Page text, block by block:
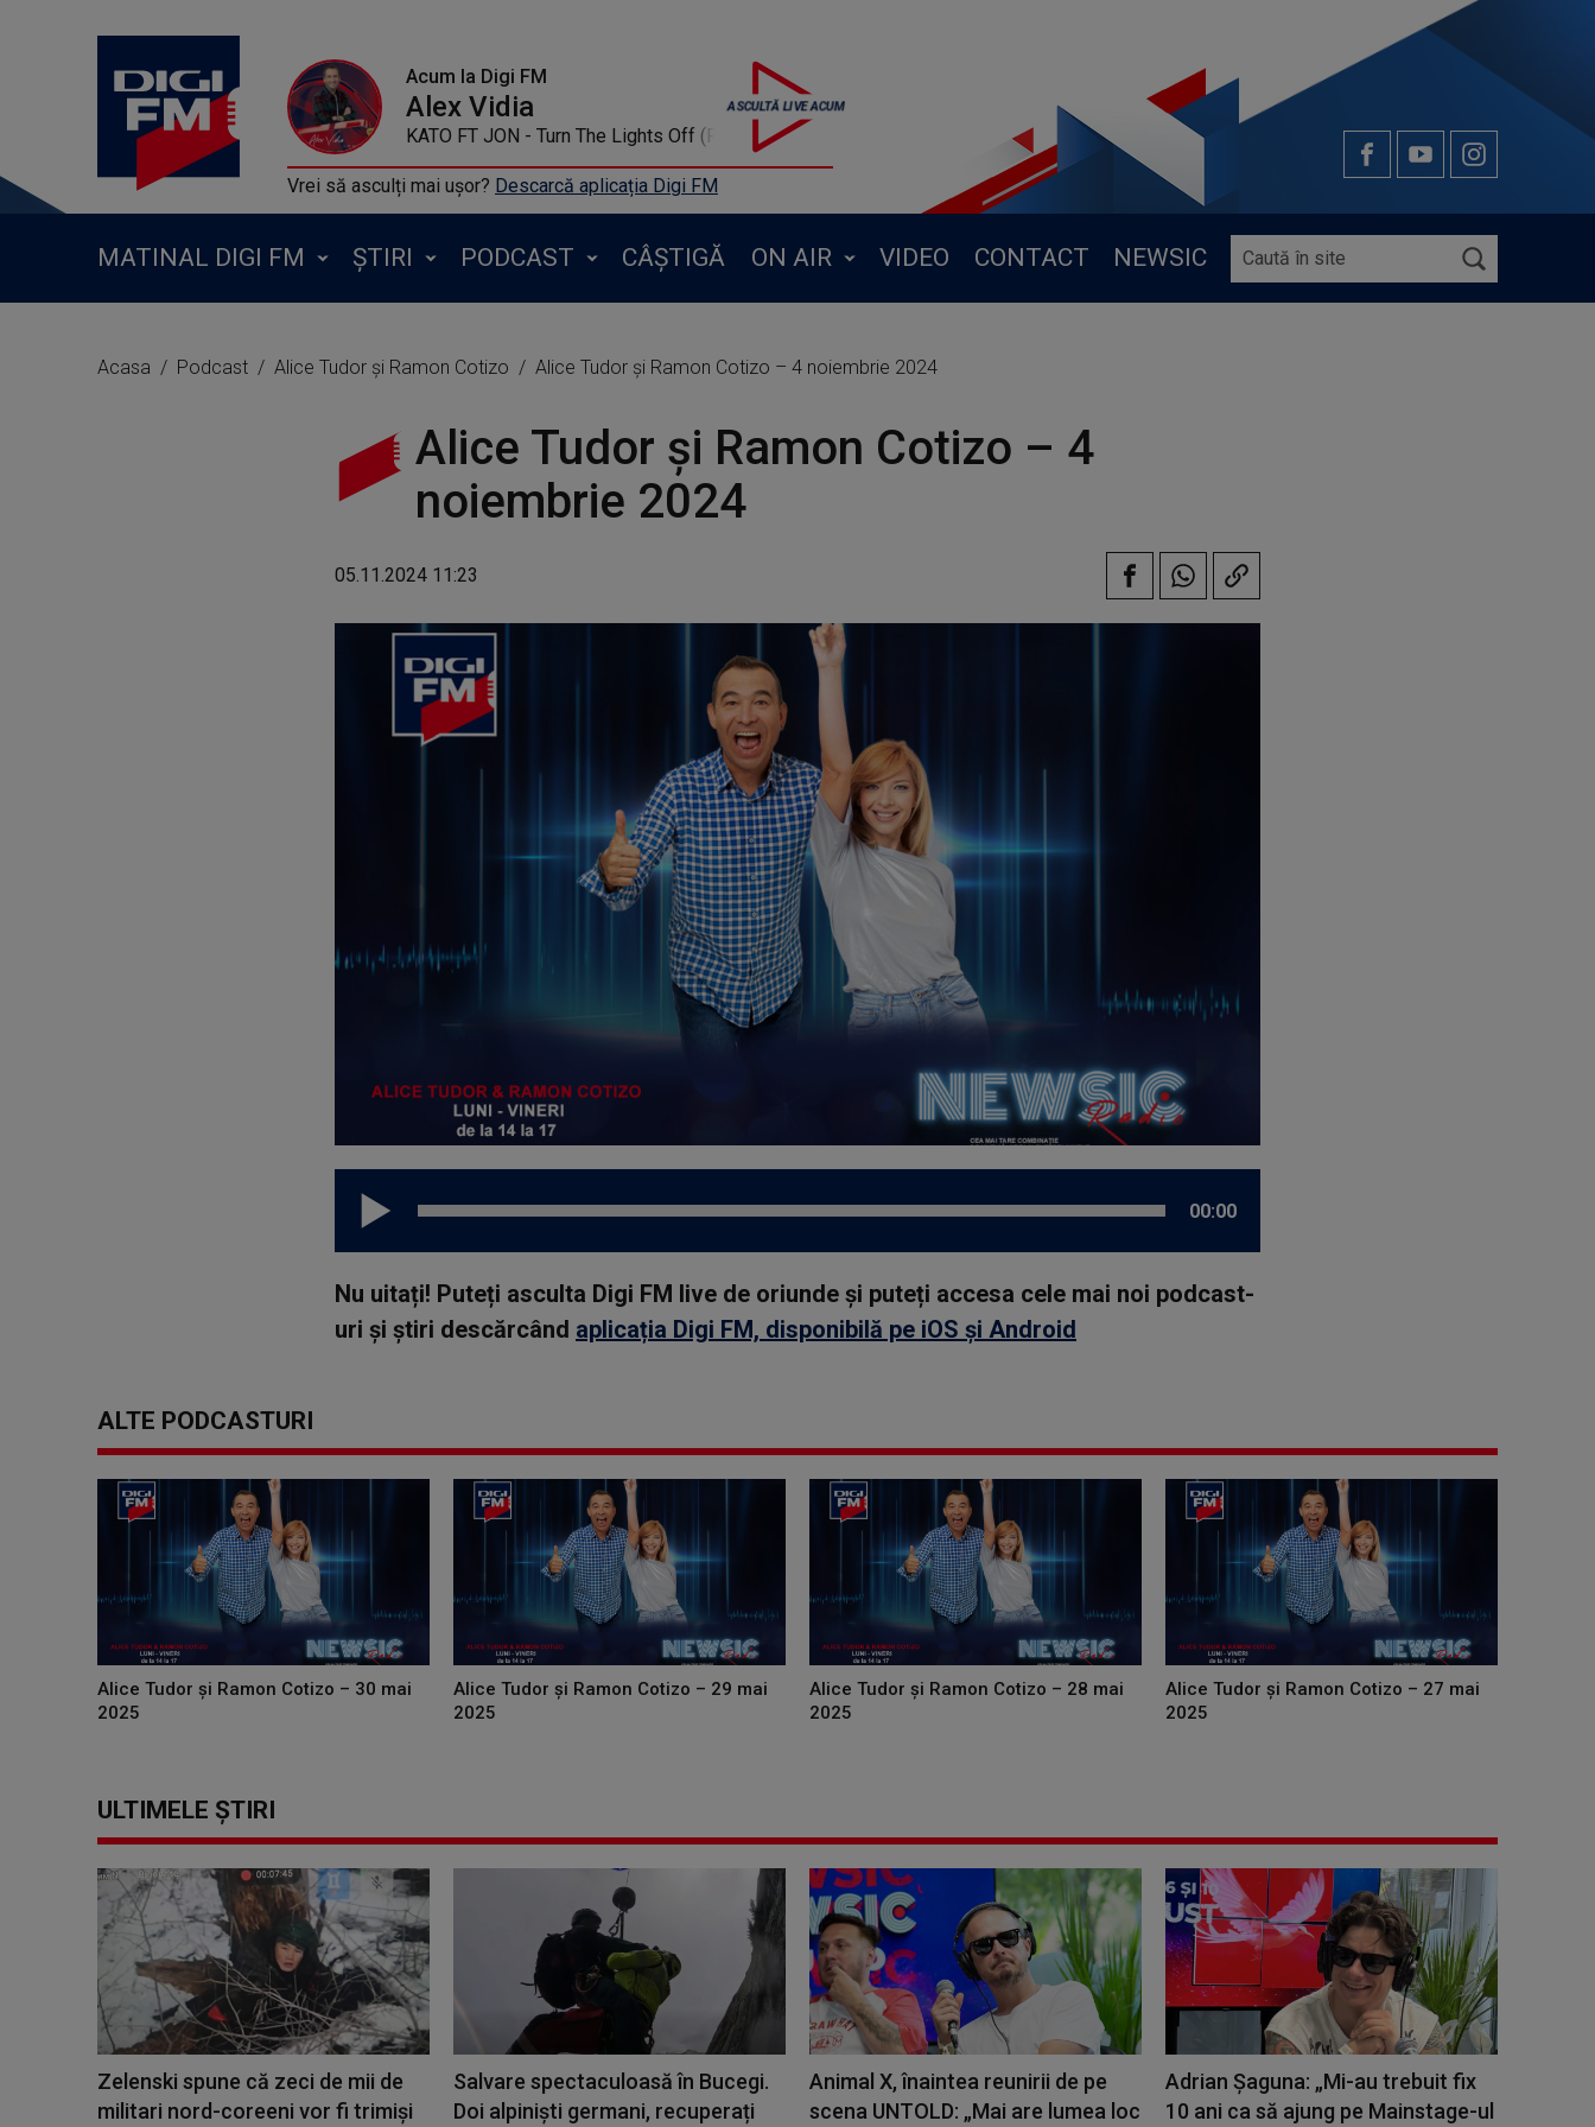
Acum la Digi FM
Alex Vidia
KATO FT JON - Turn The Lights Off (Radio Edit) (Beatmix)
Vrei să asculți mai ușor? Descarcă aplicația Digi FM
MATINAL DIGI FM ȘTIRI PODCAST CÂȘTIGĂ ON AIR VIDEO CONTACT NEWSIC
Acasa Podcast Alice Tudor și Ramon Cotizo Alice Tudor și Ramon Cotizo – 4 noiembrie 2024
Alice Tudor și Ramon Cotizo – 4
noiembrie 2024
05.11.2024 11:23
00:00
Nu uitați! Puteți asculta Digi FM live de oriunde și puteți accesa cele mai noi podcast-
uri și știri descărcând aplicația Digi FM, disponibilă pe iOS și Android
ALTE PODCASTURI
Alice Tudor și Ramon Cotizo – 30 mai
2025
Alice Tudor și Ramon Cotizo – 29 mai
2025
Alice Tudor și Ramon Cotizo – 28 mai
2025
Alice Tudor și Ramon Cotizo – 27 mai
2025
ULTIMELE ȘTIRI
Zelenski spune că zeci de mii de
militari nord-coreeni vor fi trimiși
Salvare spectaculoasă în Bucegi.
Doi alpiniști germani, recuperați
Animal X, înaintea reunirii de pe
scena UNTOLD: „Mai are lumea loc
Adrian Șaguna: „Mi-au trebuit fix
10 ani ca să ajung pe Mainstage-ul